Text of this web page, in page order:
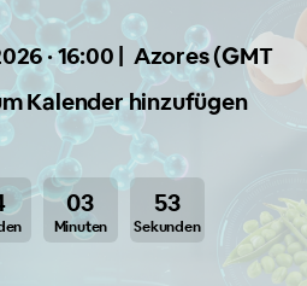
· 16:00 | Azores (GMT
Kalender hinzufügen
03
Minuten
53
Sekunden